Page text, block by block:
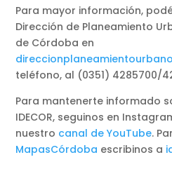
Para mayor información,
Dirección de Planeamiento
de Córdoba en
teléfono, al (0351) 4285700/
Para mantenerte informado
IDECOR, seguinos en
nuestro canal de YouTube.
MapasCórdoba escribinos a